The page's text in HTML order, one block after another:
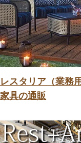
レスタリア（業務
家具の通販